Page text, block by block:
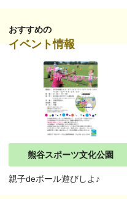
おすすめの
イベント情報
熊谷スポーツ文化公園
親子deボール遊びしよ♪